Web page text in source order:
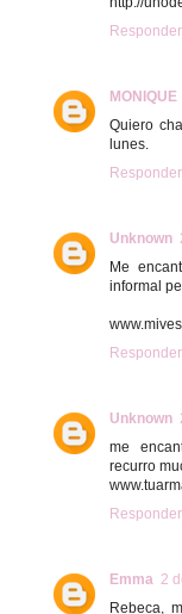
Responder
MONIQUE
Quiero
lunes.
Responder
Unknown
Me
informal
Responder
Unknown
me
recurro
Responder
Emma 2
Rebeca,